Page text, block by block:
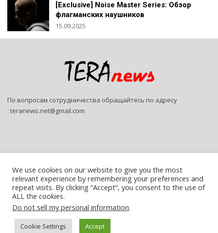
[Exclusive] Noise Master Series: Обзор
флагманских наушников
15.09.2025
По вопросам сотрудничества обращайтесь по адресу
: teranews.net@gmail.com
© 2026 - Teranews. All Rights Reserved.
We use cookies on our website to give you the most
relevant experience by remembering your preferences and
repeat visits. By clicking “Accept”, you consent to the use of
ALL the cookies.
Do not sell my personal information.
Cookie Settings AcceptРусский